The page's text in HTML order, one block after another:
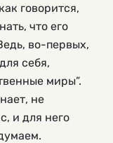
говорится,
что его
во-первых,
себя,
миры”.
не
и для него